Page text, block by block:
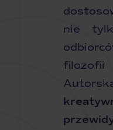
nie